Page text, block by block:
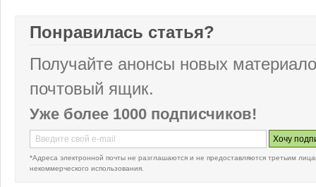
Понравилась статья?
Получайте анонсы новых
почтовый ящик.
Уже более 1000 подписчиков!
*Адреса электронной почты не разглашаются и не предоставляются третьим
некоммерческого использования.